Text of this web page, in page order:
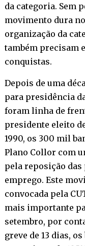
da categoria. Sem
movimento dura
organização da
também precisam
conquistas.
Depois de uma
para presidência
foram linha de
presidente eleito
1990, os 300 mil
Plano Collor com
pela reposição das
emprego. Este
convocada pela
mais importante
setembro, por
greve de 13 dias,